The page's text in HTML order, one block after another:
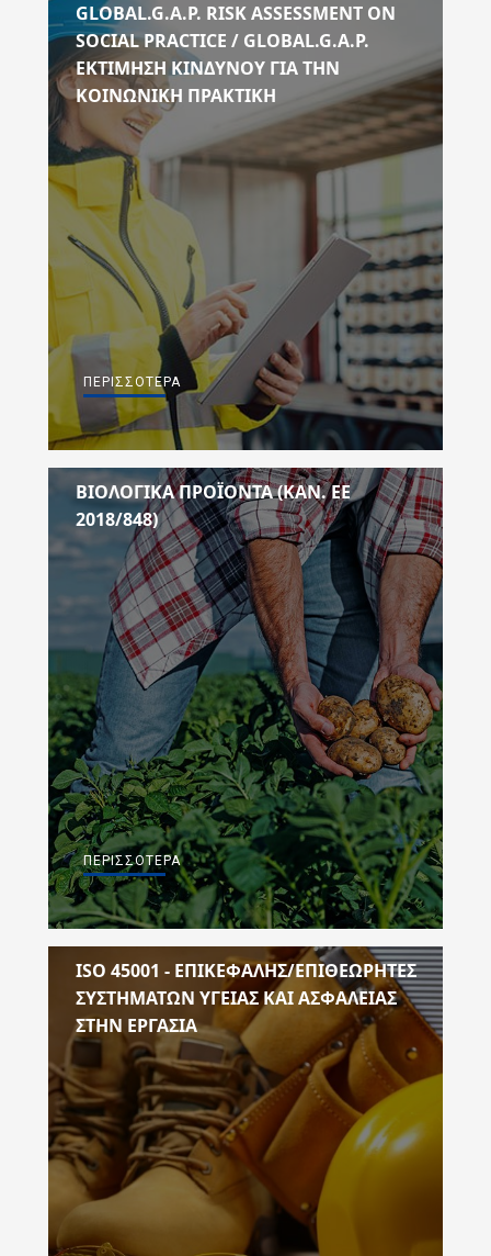
GLOBAL.G.A.P. RISK ASSESSMENT ON
SOCIAL PRACTICE / GLOBAL.G.A.P.
ΕΚΤΊΜΗΣΗ ΚΙΝΔΎΝΟΥ ΓΙΑ ΤΗΝ
ΚΟΙΝΩΝΙΚΉ ΠΡΑΚΤΙΚΉ
ΠΕΡΙΣΣΌΤΕΡΑ
ΒΙΟΛΟΓΙΚΑ ΠΡΟΪΟΝΤΑ (ΚΑΝ. ΕE
2018/848)
ΠΕΡΙΣΣΌΤΕΡΑ
ISO 45001 - EΠΙΚΕΦΑΛΗΣ/ΕΠΙΘΕΩΡΗΤΕΣ
ΣΥΣΤΗΜΑΤΩΝ ΥΓΕΙΑΣ ΚΑΙ ΑΣΦΑΛΕΙΑΣ
ΣΤΗΝ ΕΡΓΑΣΙΑ